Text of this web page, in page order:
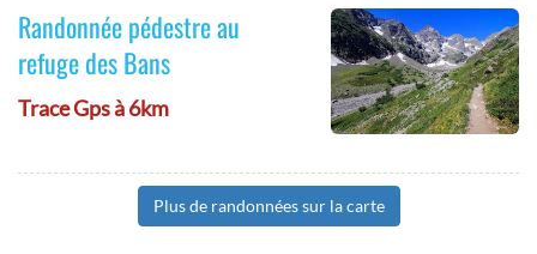
Randonnée pédestre au
refuge des Bans
Trace Gps à 6km
Plus de randonnées sur la carte